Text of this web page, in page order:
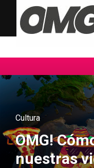
Cultura
OMG!
nuestras